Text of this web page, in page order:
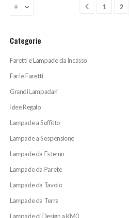
1 2
Categorie
Faretti e Lampade da Incasso
Fari e Faretti
Grandi Lampadari
Idee Regalo
Lampade a Soffitto
Lampade a Sospensione
Lampade da Esterno
Lampade da Parete
Lampade da Tavolo
Lampade da Terra
Lampade di Design a KM0